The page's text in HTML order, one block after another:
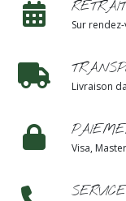
Sur
Livraison
Visa,